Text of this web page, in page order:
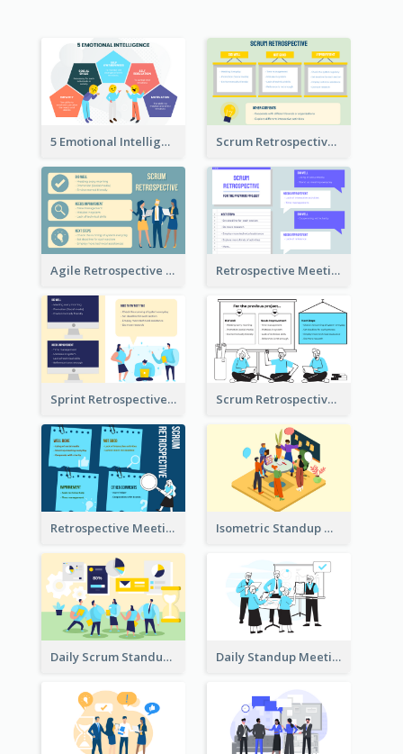
5 Emotional Intelligence Illustration Scrum Retrospective Meeting Questions
Agile Retrospective Template Retrospective Meeting Questions
Sprint Retrospective Illustration Scrum Retrospective Meeting Illustration
Retrospective Meeting Ideas Isometric Standup Meeting Illustration
Daily Scrum Standup Meeting Illustration Daily Standup Meeting Illustration